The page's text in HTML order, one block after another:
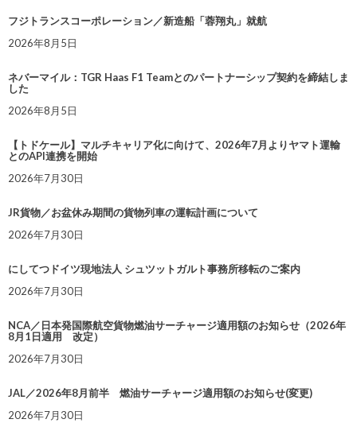
フジトランスコーポレーション／新造船「蓉翔丸」就航
2026年8月5日
ネバーマイル：TGR Haas F1 Teamとのパートナーシップ契約を締結しま
した
2026年8月5日
【トドケール】マルチキャリア化に向けて、2026年7月よりヤマト運輸
とのAPI連携を開始
2026年7月30日
JR貨物／お盆休み期間の貨物列車の運転計画について
2026年7月30日
にしてつドイツ現地法人 シュツットガルト事務所移転のご案内
2026年7月30日
NCA／日本発国際航空貨物燃油サーチャージ適用額のお知らせ（2026年
8月1日適用 改定）
2026年7月30日
JAL／2026年8月前半 燃油サーチャージ適用額のお知らせ(変更)
2026年7月30日